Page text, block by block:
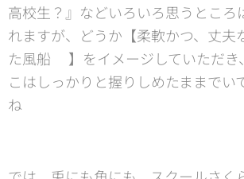
高校生？』などいろいろ思うところ
れますが、どうか【柔軟かつ、丈夫
た風船🎈】をイメージしていただき
こはしっかりと握りしめたままでい
ね😉